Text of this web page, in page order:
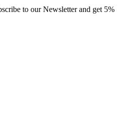
to our Newsletter and get 5%